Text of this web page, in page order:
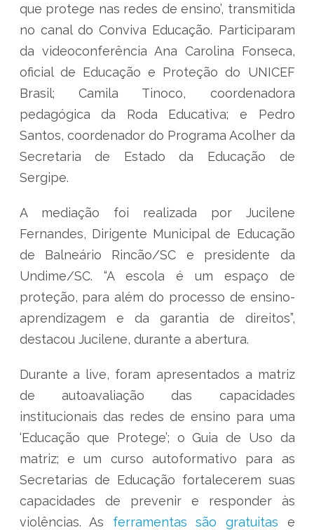
que protege nas redes de ensino’, transmitida
no canal do Conviva Educação. Participaram
da videoconferência Ana Carolina Fonseca,
oficial de Educação e Proteção do UNICEF
Brasil; Camila Tinoco, coordenadora
pedagógica da Roda Educativa; e Pedro
Santos, coordenador do Programa Acolher da
Secretaria de Estado da Educação de
Sergipe.
A mediação foi realizada por Jucilene
Fernandes, Dirigente Municipal de Educação
de Balneário Rincão/SC e presidente da
Undime/SC. “A escola é um espaço de
proteção, para além do processo de ensino-
aprendizagem e da garantia de direitos”,
destacou Jucilene, durante a abertura.
Durante a live, foram apresentados a matriz
de autoavaliação das capacidades
institucionais das redes de ensino para uma
‘Educação que Protege’; o Guia de Uso da
matriz; e um curso autoformativo para as
Secretarias de Educação fortalecerem suas
capacidades de prevenir e responder às
violências. As ferramentas são gratuitas e